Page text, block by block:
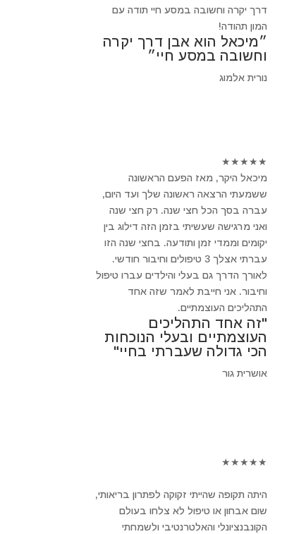
דרך יקרה וחשובה במסע חיי תודה עם
המון תהודה!
״מיכאל הוא אבן דרך יקרה
וחשובה במסע חיי״
נורית אלמוג
★
★
★
★
★
מיכאל היקר, מאז הפעם הראשונה
ששמעתי הרצאה ראשונה שלך ועד היום,
עברה בסך הכל חצי שנה. רק חצי שנה
ואני מרגישה שעשיתי בזמן הזה דילוג בין
יקומים וממדי זמן ותודעה. בחצי שנה הזו
עברתי אצלך 3 טיפולים וחיבור חודשי.
לאורך הדרך גם בעלי והילדים עברו טיפול
וחיבור. אני חייבת לאמר שזה אחד
התהליכים העוצמתיים.
"זה אחד התהליכים
העוצמתיים ובעלי הנוכחות
הכי גדולה שעברתי בחיי"
אושרית גור
★
★
★
★
★
היתה תקופה שהייתי זקוקה לפתרון בריאותי,
שום אבחון או טיפול לא צלחו בעולם
הקונבנציונלי והאלטרנטיבי ולשמחתי